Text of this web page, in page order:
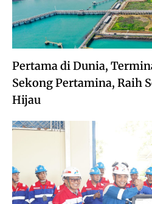
Pertama di Dunia,
Sekong Pertamina, Raih
Hijau